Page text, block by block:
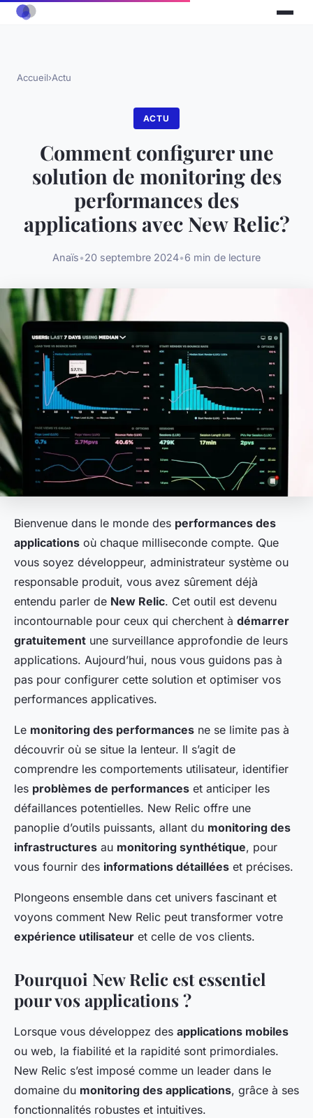
Accueil›Actu
ACTU
Comment configurer une
solution de monitoring des
performances des
applications avec New Relic?
Anaïs•20 septembre 2024•6 min de lecture
Bienvenue dans le monde des performances des
applications où chaque milliseconde compte. Que
vous soyez développeur, administrateur système ou
responsable produit, vous avez sûrement déjà
entendu parler de New Relic. Cet outil est devenu
incontournable pour ceux qui cherchent à démarrer
gratuitement une surveillance approfondie de leurs
applications. Aujourd’hui, nous vous guidons pas à
pas pour configurer cette solution et optimiser vos
performances applicatives.
Le monitoring des performances ne se limite pas à
découvrir où se situe la lenteur. Il s’agit de
comprendre les comportements utilisateur, identifier
les problèmes de performances et anticiper les
défaillances potentielles. New Relic offre une
panoplie d’outils puissants, allant du monitoring des
infrastructures au monitoring synthétique, pour
vous fournir des informations détaillées et précises.
Plongeons ensemble dans cet univers fascinant et
voyons comment New Relic peut transformer votre
expérience utilisateur et celle de vos clients.
Pourquoi New Relic est essentiel
pour vos applications ?
Lorsque vous développez des applications mobiles
ou web, la fiabilité et la rapidité sont primordiales.
New Relic s’est imposé comme un leader dans le
domaine du monitoring des applications, grâce à ses
fonctionnalités robustes et intuitives.